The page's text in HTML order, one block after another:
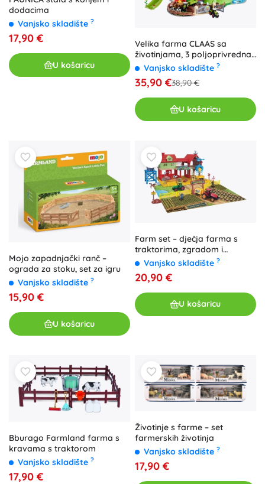
dodacima
Vanjsko skladište ?
17,90 €
U košaricu
Velika farma CLAAS sa
životinjama, 3 poljoprivredna
vozila i priborom
Vanjsko skladište ?
35,90 €38,90 €
U košaricu
Mojo zapadnjački ranč –
ograda za stoku, set za igru
Vanjsko skladište ?
15,90 €
U košaricu
Farm set – dječja farma s
traktorima, zgradom i
životinjama
Vanjsko skladište ?
20,90 €
U košaricu
Bburago Farmland farma s
kravama s traktorom
Vanjsko skladište ?
17,90 €
Životinje s farme – set
farmerskih životinja
Vanjsko skladište ?
17,90 €